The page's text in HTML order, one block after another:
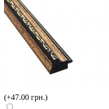
(+47.00 грн.)